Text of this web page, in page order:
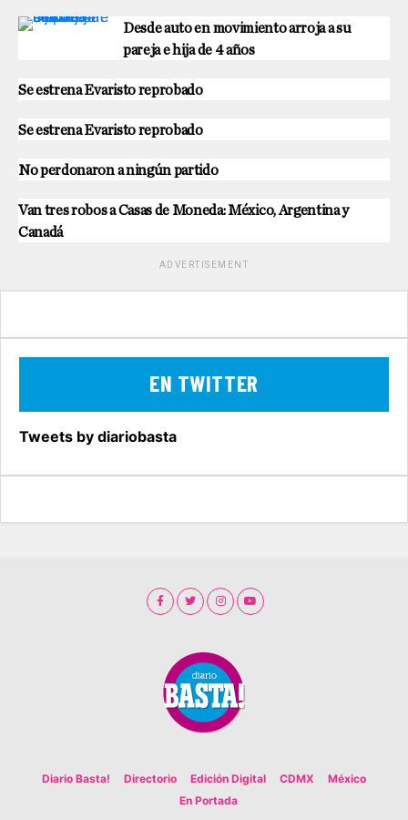
Desde auto en movimiento arroja a su
pareja e hija de 4 años
Se estrena Evaristo reprobado
Se estrena Evaristo reprobado
No perdonaron a ningún partido
Van tres robos a Casas de Moneda: México, Argentina y
Canadá
ADVERTISEMENT
EN TWITTER
Tweets by diariobasta
Diario Basta! Directorio Edición Digital CDMX
México
En Portada